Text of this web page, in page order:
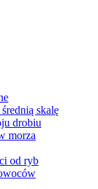
skalę
drobiu
morza
od ryb